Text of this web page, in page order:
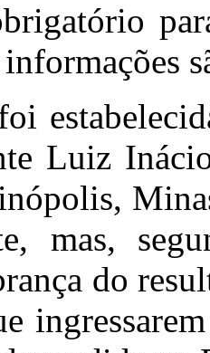
Luiz
mas,
do